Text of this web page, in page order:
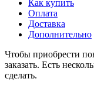
Как купить
Оплата
Доставка
Дополнительно
Чтобы приобрести
заказать. Есть
сделать.